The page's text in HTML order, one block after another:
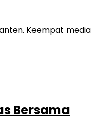
Keempat media
Bersama